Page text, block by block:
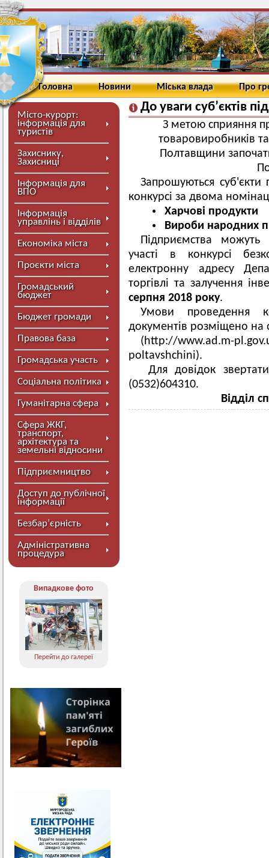
Головна Новини Міська влада Про
Місто-курорт:
інформація для
туристів
Захиснику,
Захисниці
Інформація для
ВПО
Інформація
управлінь і відділів
Економіка міста
Проєкти міста
Громадський
бюджет
Бюджет громади
Правова база
Громадська участь
Соціальна політика
Гуманітарна сфера
Сфера ЖКГ,
транспорт,
архітектура та
земельні відносини
Підприємництво
Доступ до публічної
інформації
Безбар’єрність
Адміністративна
процедура
Випадкове фото
Перейти до галереї
До уваги суб’єктів
З метою сприяння
товаровиробників
Полтавщини
Запрошуються суб'єкти
конкурсі за двома
Харчові продукти
Вироби народних
Підприємства
участі в конкурсі
електронну адресу
торгівлі та залучення
серпня 2018 року.
Умови проведення
документів розміщено на
(http://www.ad.m-
poltavshchini).
Для довідок
(0532)604310.
Відділ